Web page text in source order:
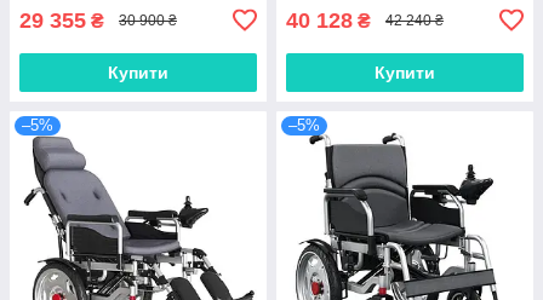
29 355 ₴ 30 900 ₴
Купити
40 128 ₴ 42 240 ₴
Купити
–5% –5%